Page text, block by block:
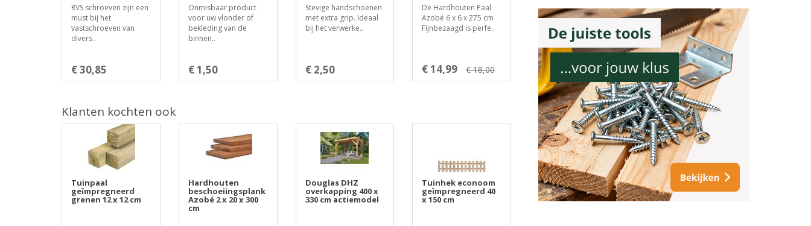
RVS schroeven zijn een
must bij het
vastschroeven van
divers..
€ 30,85
Onmisbaar product
voor uw vlonder of
bekleding van de
binnen..
€ 1,50
Stevige handschoenen
met extra grip. Ideaal
bij het verwerke..
€ 2,50
De Hardhouten Paal
Azobé 6 x 6 x 275 cm
Fijnbezaagd is perfe..
€ 14,99 € 18,00
Klanten kochten ook
Tuinpaal
geïmpregneerd
grenen 12 x 12 cm
Hardhouten
beschoeiingsplank
Azobé 2 x 20 x 300
cm
Douglas DHZ
overkapping 400 x
330 cm actiemodel
Tuinhek econoom
geïmpregneerd 40
x 150 cm